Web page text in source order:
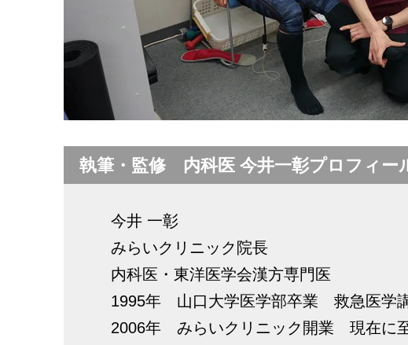
執筆・監修 内科医 今井一彰プロフィー
今井 一彰
みらいクリニック院長
内科医・東洋医学会漢方専門医
1995年 山口大学医学部卒業 救急医学
2006年 みらいクリニック開業 現在に